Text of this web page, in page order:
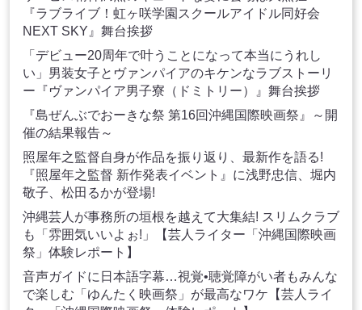
『ラブライブ！虹ヶ咲学園スクールアイドル同好会
NEXT SKY』舞台挨拶
「デビュー20周年で叶うことになって本当にうれし
い」男装女子とヴァンパイアのキケンなラブストーリ
ー『ヴァンパイア男子寮（ドミトリー）』舞台挨拶
『島ぜんぶでおーきな祭 第16回沖縄国際映画祭』～開
催の結果報告～
照屋年之監督自身が作品を振り返り、最新作を語る!
『照屋年之監督 新作発表イベント』に浅野忠信、堀内
敬子、松田るかが登場!
沖縄芸人が事務所の垣根を越えて大集結! スリムクラブ
も「雰囲気いいよぉ!」【芸人ライター「沖縄国際映画
祭」体験レポート】
音声ガイドに日本語字幕…視覚•聴覚障がい者もみんな
で楽しむ「ゆんたく映画祭」が最高なワケ【芸人ライ